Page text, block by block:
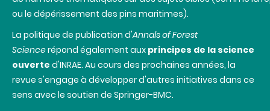
ou le dépérissement des pins maritimes).
La politique de publication d'Annalsof Forest
Sciencerépond également aux principes de la science
ouverte d'INRAE. Au cours des prochaines années, la
revue s'engage à développer d'autres initiatives dans ce
sens avec le soutien de Springer-BMC.